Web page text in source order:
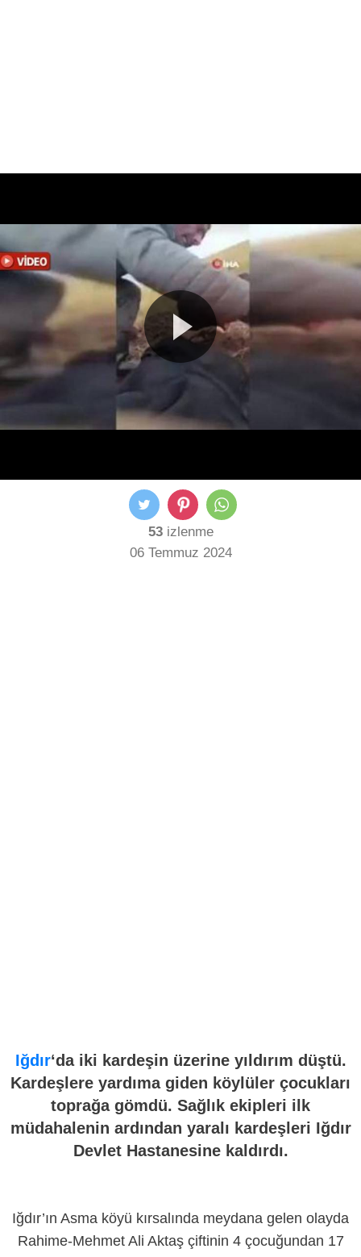
53izlenme
06 Temmuz 2024
Iğdır‘da iki kardeşin üzerine yıldırım düştü.
Kardeşlere yardıma giden köylüler çocukları
toprağa gömdü. Sağlık ekipleri ilk
müdahalenin ardından yaralı kardeşleri Iğdır
Devlet Hastanesine kaldırdı.
Iğdır’ın Asma köyü kırsalında meydana gelen olayda
Rahime-Mehmet Ali Aktaş çiftinin 4 çocuğundan 17